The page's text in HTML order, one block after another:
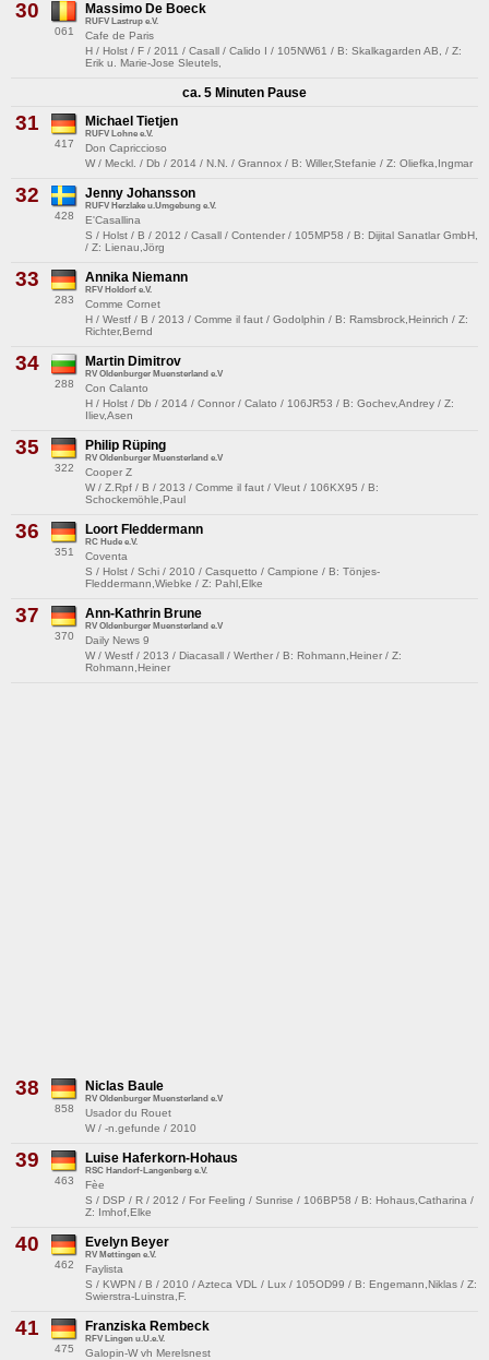
30
061
Massimo De Boeck
RUFV Lastrup e.V.
Cafe de Paris
H / Holst / F / 2011 / Casall / Calido I / 105NW61 / B: Skalkagarden AB, / Z:
Erik u. Marie-Jose Sleutels,
ca. 5 Minuten Pause
31
417
Michael Tietjen
RUFV Lohne e.V.
Don Capriccioso
W / Meckl. / Db / 2014 / N.N. / Grannox / B: Willer,Stefanie / Z: Oliefka,Ingmar
32
428
Jenny Johansson
RUFV Herzlake u.Umgebung e.V.
E'Casallina
S / Holst / B / 2012 / Casall / Contender / 105MP58 / B: Dijital Sanatlar GmbH,
/ Z: Lienau,Jörg
33
283
Annika Niemann
RFV Holdorf e.V.
Comme Cornet
H / Westf / B / 2013 / Comme il faut / Godolphin / B: Ramsbrock,Heinrich / Z:
Richter,Bernd
34
288
Martin Dimitrov
RV Oldenburger Muensterland e.V
Con Calanto
H / Holst / Db / 2014 / Connor / Calato / 106JR53 / B: Gochev,Andrey / Z:
Iliev,Asen
35
322
Philip Rüping
RV Oldenburger Muensterland e.V
Cooper Z
W / Z.Rpf / B / 2013 / Comme il faut / Vleut / 106KX95 / B:
Schockemöhle,Paul
36
351
Loort Fleddermann
RC Hude e.V.
Coventa
S / Holst / Schi / 2010 / Casquetto / Campione / B: Tönjes-
Fleddermann,Wiebke / Z: Pahl,Elke
37
370
Ann-Kathrin Brune
RV Oldenburger Muensterland e.V
Daily News 9
W / Westf / 2013 / Diacasall / Werther / B: Rohmann,Heiner / Z:
Rohmann,Heiner
38
858
Niclas Baule
RV Oldenburger Muensterland e.V
Usador du Rouet
W / -n.gefunde / 2010
39
463
Luise Haferkorn-Hohaus
RSC Handorf-Langenberg e.V.
Fèe
S / DSP / R / 2012 / For Feeling / Sunrise / 106BP58 / B: Hohaus,Catharina /
Z: Imhof,Elke
40
462
Evelyn Beyer
RV Mettingen e.V.
Faylista
S / KWPN / B / 2010 / Azteca VDL / Lux / 105OD99 / B: Engemann,Niklas / Z:
Swierstra-Luinstra,F.
41
475
Franziska Rembeck
RFV Lingen u.U.e.V.
Galopin-W vh Merelsnest